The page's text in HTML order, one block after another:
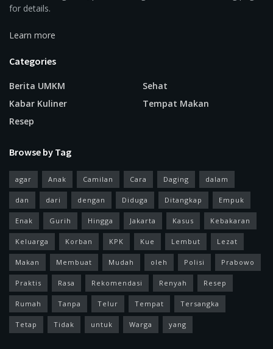
for details.
Learn more
Categories
Berita UMKM
Kabar Kuliner
Resep
Sehat
Tempat Makan
Browse by Tag
agar Anak Camilan Cara Daging dalam
dan dari dengan Diduga Ditangkap Empuk
Enak Gurih Hingga Jakarta Kasus Kebakaran
Keluarga Korban KPK Kue Lembut Lezat
Makan Membuat Mudah oleh Polisi Prabowo
Praktis Rasa Rekomendasi Renyah Resep
Rumah Tanpa Telur Tempat Tersangka
Tetap Tidak untuk Warga yang